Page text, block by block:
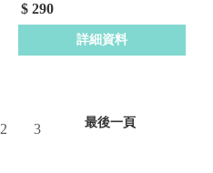
$ 290
詳細資料
2 3 最後一頁